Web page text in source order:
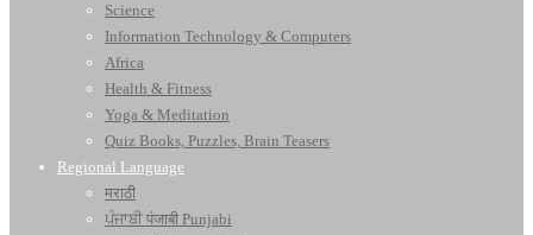
Science
Information Technology & Computers
Africa
Health & Fitness
Yoga & Meditation
Quiz Books, Puzzles, Brain Teasers
Regional Language
मराठी
ਪੰਜਾਬੀ पंजाबी Punjabi